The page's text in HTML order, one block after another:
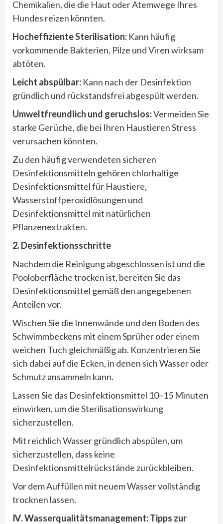
Chemikalien, die die Haut oder Atemwege Ihres
Hundes reizen könnten.
Hocheffiziente Sterilisation: Kann häufig
vorkommende Bakterien, Pilze und Viren wirksam
abtöten.
Leicht abspülbar: Kann nach der Desinfektion
gründlich und rückstandsfrei abgespült werden.
Umweltfreundlich und geruchslos:Vermeiden Sie
starke Gerüche, die bei Ihren Haustieren Stress
verursachen könnten.
Zu den häufig verwendeten sicheren
Desinfektionsmitteln gehören chlorhaltige
Desinfektionsmittel für Haustiere,
Wasserstoffperoxidlösungen und
Desinfektionsmittel mit natürlichen
Pflanzenextrakten.
2. Desinfektionsschritte
Nachdem die Reinigung abgeschlossen ist und die
Pooloberfläche trocken ist, bereiten Sie das
Desinfektionsmittel gemäß den angegebenen
Anteilen vor.
Wischen Sie die Innenwände und den Boden des
Schwimmbeckens mit einem Sprüher oder einem
weichen Tuch gleichmäßig ab. Konzentrieren Sie
sich dabei auf die Ecken, in denen sich Wasser oder
Schmutz ansammeln kann.
Lassen Sie das Desinfektionsmittel 10–15 Minuten
einwirken, um die Sterilisationswirkung
sicherzustellen.
Mit reichlich Wasser gründlich abspülen, um
sicherzustellen, dass keine
Desinfektionsmittelrückstände zurückbleiben.
Vor dem Auffüllen mit neuem Wasser vollständig
trocknen lassen.
Ⅳ. Wasserqualitätsmanagement: Tipps zur